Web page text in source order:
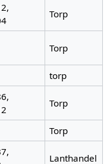
Torp
Torp
torp
Torp
Torp
Lanthandel